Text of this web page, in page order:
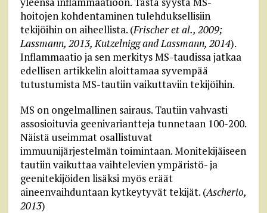
hoitojen kohdentaminen tulehduksellisiin
tekijöihin on aiheellista. (Frischer et al., 2009;
Lassmann, 2013, Kutzelnigg and Lassmann, 2014).
Inflammaatio ja sen merkitys MS-taudissa jatkaa
edellisen artikkelin aloittamaa syvempää
tutustumista MS-tautiin vaikuttaviin tekijöihin.
MS on ongelmallinen sairaus. Tautiin vahvasti
assosioituvia geenivariantteja tunnetaan 100-200.
Näistä useimmat osallistuvat
immuunijärjestelmän toimintaan. Monitekijäiseen
tautiin vaikuttaa vaihtelevien ympäristö- ja
geenitekijöiden lisäksi myös eräät
aineenvaihduntaan kytkeytyvät tekijät. (Ascherio,
2013)